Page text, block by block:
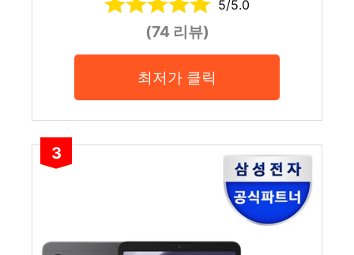
5/5.0
(74 리뷰)
최저가 클릭
3